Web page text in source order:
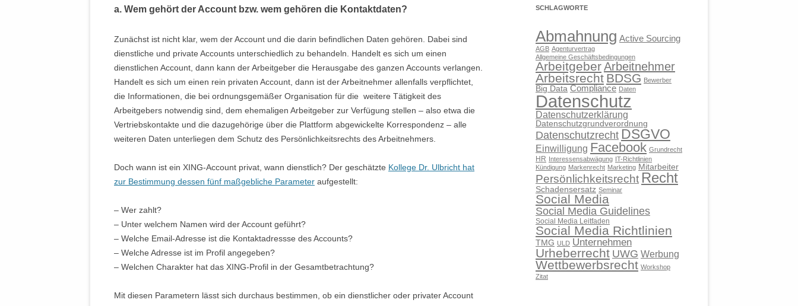
a. Wem gehört der Account bzw. wem gehören die Kontaktdaten?
Zunächst ist nicht klar, wem der Account und die darin befindlichen Daten gehören. Dabei sind
dienstliche und private Accounts unterschiedlich zu behandeln. Handelt es sich um einen
dienstlichen Account, dann kann der Arbeitgeber die Herausgabe des ganzen Accounts verlangen.
Handelt es sich um einen rein privaten Account, dann ist der Arbeitnehmer allenfalls verpflichtet,
die Informationen, die bei ordnungsgemäßer Organisation für die weitere Tätigkeit des
Arbeitgebers notwendig sind, dem ehemaligen Arbeitgeber zur Verfügung stellen – also etwa die
Vertriebskontakte und die dazugehörige über die Plattform abgewickelte Korrespondenz – alle
weiteren Daten unterliegen dem Schutz des Persönlichkeitsrechts des Arbeitnehmers.
Doch wann ist ein XING-Account privat, wann dienstlich? Der geschätzte Kollege Dr. Ulbricht hat
zur Bestimmung dessen fünf maßgebliche Parameter aufgestellt:
– Wer zahlt?
– Unter welchem Namen wird der Account geführt?
– Welche Email-Adresse ist die Kontaktadressse des Accounts?
– Welche Adresse ist im Profil angegeben?
– Welchen Charakter hat das XING-Profil in der Gesamtbetrachtung?
Mit diesen Parametern lässt sich durchaus bestimmen, ob ein dienstlicher oder privater Account
SCHLAGWORTE
Abmahnung Active Sourcing
AGB Agenturvertrag
Allgemeine Geschäftsbedingungen
ArbeitgeberArbeitnehmer
Arbeitsrecht BDSG Bewerber
Big Data Compliance Daten
Datenschutz
Datenschutzerklärung
Datenschutzgrundverordnung
Datenschutzrecht DSGVO
Einwilligung Facebook Grundrecht
HR Interessensabwägung IT-Richtlinien
Kündigung Markenrecht Marketing Mitarbeiter
Persönlichkeitsrecht Recht
Schadensersatz Seminar
Social Media
Social Media Guidelines
Social Media Leitfaden
Social Media Richtlinien
TMG ULD Unternehmen
Urheberrecht UWG Werbung
Wettbewerbsrecht Workshop
Zitat